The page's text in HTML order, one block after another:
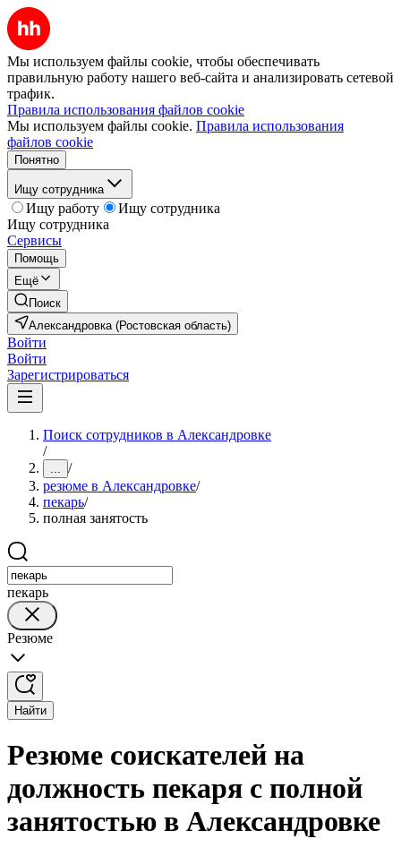
Мы используем файлы cookie, чтобы обеспечивать
правильную работу нашего веб-сайта и анализировать сетевой
трафик.
Правила использования файлов cookie
Мы используем файлы cookie. Правила использования
файлов cookie
Понятно
Ищу сотрудника
Ищу работу
Ищу сотрудника
Ищу сотрудника
Сервисы
Помощь
Ещё
Поиск
Александровка (Ростовская область)
Войти
Войти
Зарегистрироваться
Поиск сотрудников в Александровке
/
... /
резюме в Александровке/
пекарь/
полная занятость
пекарь
Резюме
Найти
Резюме соискателей на
должность пекаря с полной
занятостью в Александровке